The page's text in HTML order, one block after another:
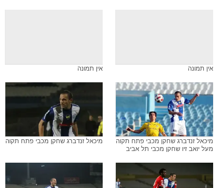
אין תמונה אין תמונה
מיכאל זנדברג שחקן מכבי פתח תקוה
מעל יואב זיו שחקן מכבי תל אביב
מיכאל זנדברג שחקן מכבי פתח תקוה